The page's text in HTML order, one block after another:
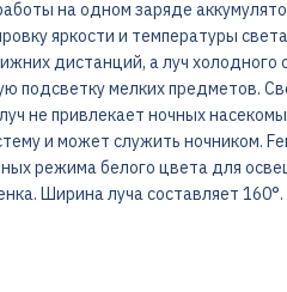
на одном заряде
яркости и температуры
дистанций, а луч холодного
подсветку мелких предметов.
не привлекает ночных
и может служить ночником.
режима белого цвета для
Ширина луча составляет 160°.